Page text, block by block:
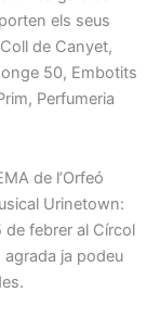
els seus
de Canyet,
50, Embotits
Perfumeria
de l’Orfeó
Urinetown:
de febrer al Círcol
agrada ja podeu